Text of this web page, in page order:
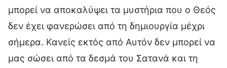
μπορεί να αποκαλύψει τα μυστήρια που ο Θεός
δεν έχει φανερώσει από τη δημιουργία μέχρι
σήμερα. Κανείς εκτός από Αυτόν δεν μπορεί να
μας σώσει από τα δεσμά του Σατανά και τη